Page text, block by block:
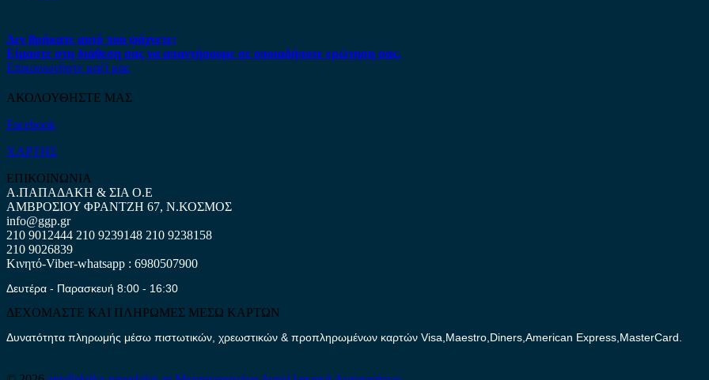
Δεν βρήκατε αυτό που ψάχνετε;
Είμαστε στη διάθεση σας να απαντήσουμε σε οποιαδήποτε ερώτηση σας.
Επικοινωνήστε μαζί μας
ΑΚΟΛΟΥΘΗΣΤΕ ΜΑΣ
Facebook
ΧΑΡΤΗΣ
ΕΠΙΚΟΙΝΩΝΙΑ
Α.ΠΑΠΑΔΑΚΗ & ΣΙΑ Ο.Ε
ΑΜΒΡΟΣΙΟΥ ΦΡΑΝΤΖΗ 67, Ν.ΚΟΣΜΟΣ
info@ggp.gr
210 9012444 210 9239148 210 9238158
210 9026839
Κινητό-Viber-whatsapp : 6980507900
Δευτέρα - Παρασκευή 8:00 - 16:30
ΔΕΧΟΜΑΣΤΕ ΚΑΙ ΠΛΗΡΩΜΕΣ ΜΕΣΩ ΚΑΡΤΩΝ
Δυνατότητα πληρωμής μέσω πιστωτικών, χρεωστικών & προπληρωμένων καρτών Visa,Maestro,Diners,American Express,MasterCard.